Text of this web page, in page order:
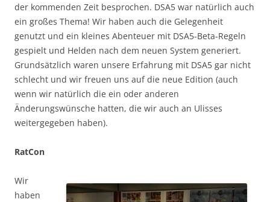
der kommenden Zeit besprochen. DSA5 war natürlich auch
ein großes Thema! Wir haben auch die Gelegenheit
genutzt und ein kleines Abenteuer mit DSA5-Beta-Regeln
gespielt und Helden nach dem neuen System generiert.
Grundsätzlich waren unsere Erfahrung mit DSA5 gar nicht
schlecht und wir freuen uns auf die neue Edition (auch
wenn wir natürlich die ein oder anderen
Änderungswünsche hatten, die wir auch an Ulisses
weitergegeben haben).
RatCon
Wir
haben